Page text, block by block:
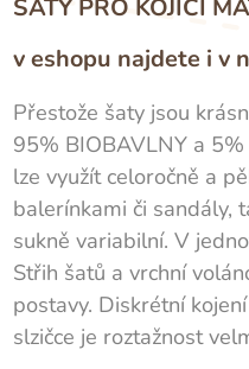
ŠATY PRO KOJÍCÍ
v eshopu najdete i v
Přestože šaty jsou
95% BIOBAVLNY a
lze využít celoročně a
balerínkami či sandály,
sukně variabilní. V
Střih šatů a vrchní
postavy. Diskrétní
slzičce je roztažnost